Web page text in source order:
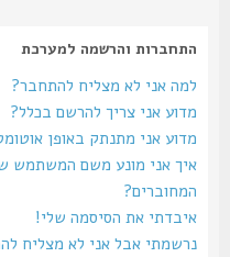
התחברות והרשמה למערכת
למה אני לא מצליח להתחבר?
מדוע אני צריך להרשם בכלל?
מדוע אני מתנתק באופן אוטומטי?
איך אני מונע משם המשתמש שלי
המחוברים?
איבדתי את הסיסמה שלי!
נרשמתי אבל אני לא מצליח